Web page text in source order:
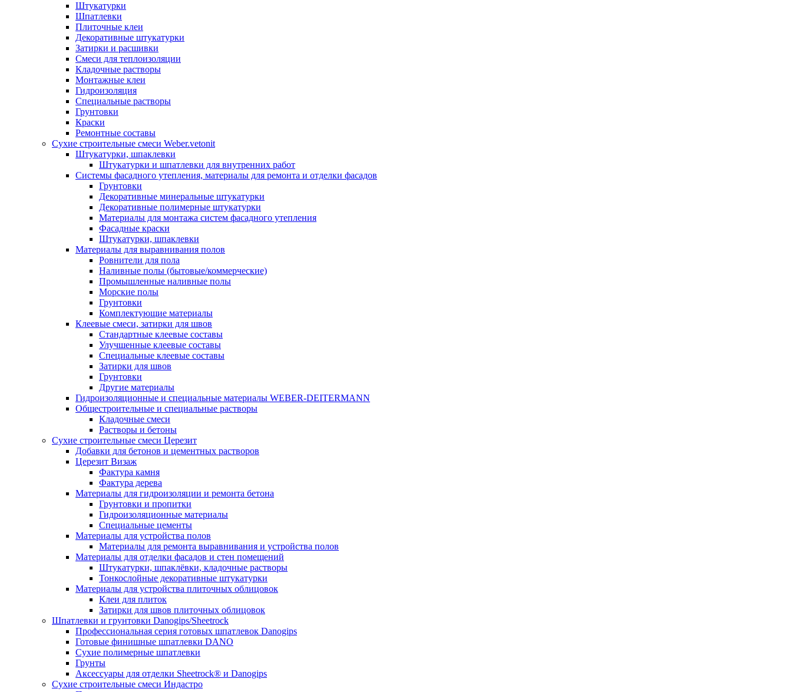
Штукатурки
Шпатлевки
Плиточные клеи
Декоративные штукатурки
Затирки и расшивки
Смеси для теплоизоляции
Кладочные растворы
Монтажные клеи
Гидроизоляция
Специальные растворы
Грунтовки
Краски
Ремонтные составы
Сухие строительные смеси Weber.vetonit
Штукатурки, шпаклевки
Штукатурки и шпатлевки для внутренних работ
Системы фасадного утепления, материалы для ремонта и отделки фасадов
Грунтовки
Декоративные минеральные штукатурки
Декоративные полимерные штукатурки
Материалы для монтажа систем фасадного утепления
Фасадные краски
Штукатурки, шпаклевки
Материалы для выравнивания полов
Ровнители для пола
Наливные полы (бытовые/коммерческие)
Промышленные наливные полы
Морские полы
Грунтовки
Комплектующие материалы
Клеевые смеси, затирки для швов
Стандартные клеевые составы
Улучшенные клеевые составы
Специальные клеевые составы
Затирки для швов
Грунтовки
Другие материалы
Гидроизоляционные и специальные материалы WEBER-DEITERMANN
Общестроительные и специальные растворы
Кладочные смеси
Растворы и бетоны
Сухие строительные смеси Церезит
Добавки для бетонов и цементных растворов
Церезит Визаж
Фактура камня
Фактура дерева
Материалы для гидроизоляции и ремонта бетона
Грунтовки и пропитки
Гидроизоляционные материалы
Специальные цементы
Материалы для устройства полов
Материалы для ремонта выравнивания и устройства полов
Материалы для отделки фасадов и стен помещений
Штукатурки, шпаклёвки, кладочные растворы
Тонкослойные декоративные штукатурки
Материалы для устройства плиточных облицовок
Клеи для плиток
Затирки для швов плиточных облицовок
Шпатлевки и грунтовки Danogips/Sheetrock
Профессиональная серия готовых шпатлевок Danogips
Готовые финишные шпатлевки DANO
Сухие полимерные шпатлевки
Грунты
Аксессуары для отделки Sheetrock® и Danogips
Сухие строительные смеси Индастро